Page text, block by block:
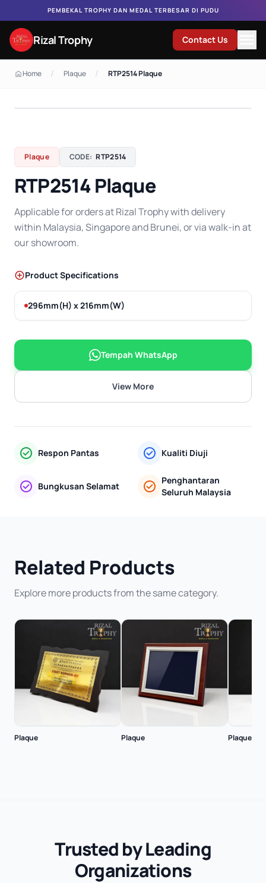
PEMBEKAL TROPHY DAN MEDAL TERBESAR DI PUDU
Rizal Trophy Contact Us
Home / Plaque / RTP2514 Plaque
Plaque CODE: RTP2514
RTP2514 Plaque
Applicable for orders at Rizal Trophy with delivery
within Malaysia, Singapore and Brunei, or via walk-in at
our showroom.
Product Specifications
296mm(H) x 216mm(W)
Tempah WhatsApp
View More
Respon Pantas Kualiti Diuji
Bungkusan Selamat
Penghantaran
Seluruh Malaysia
Related Products
Explore more products from the same category.
Plaque Plaque Plaque
Trusted by Leading
Organizations